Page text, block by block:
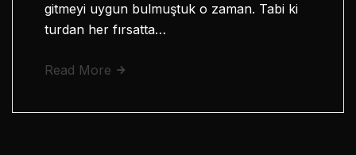
gitmeyi uygun bulmuştuk o zaman. Tabi ki
turdan her fırsatta…
Read More